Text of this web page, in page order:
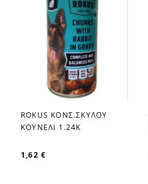
favorite_border
ROKUS ΚΟΝΣ.ΣΚΥΛΟΥ
ΚΟΥΝΕΛΙ 1.24K
1,62 €